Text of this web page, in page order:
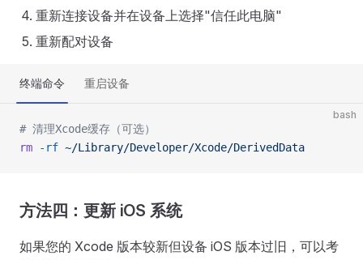
重新连接设备并在设备上选择"信任此电脑"
重新配对设备
终端命令 重启设备
bash
# 清理Xcode缓存（可选）
rm -rf ~/Library/Developer/Xcode/DerivedData
方法四：更新 iOS 系统
如果您的 Xcode 版本较新但设备 iOS 版本过旧，可以考